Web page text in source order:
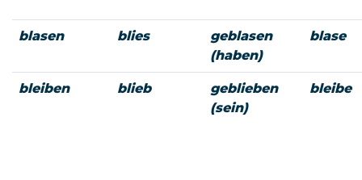
blasen blies
geblasen
(haben)
blase
bleiben blieb
geblieben
(sein)
bleibe